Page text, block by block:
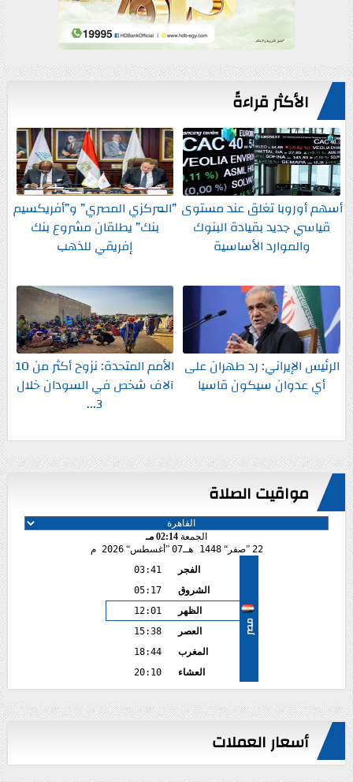
الأكثر قراءةً
أسهم أوروبا تغلق عند مستوى
قياسي جديد بقيادة البنوك
والموارد الأساسية
”المركزي المصري” و”أفريكسيم
بنك” يطلقان مشروع بنك
إفريقي للذهب
الرئيس الإيراني: رد طهران على
أي عدوان سيكون قاسيا
الأمم المتحدة: نزوح أكثر من 10
آلاف شخص في السودان خلال
3...
مواقيت الصلاة
الجمعة 02:14 مـ
22
صفر 1448 هـ 07 أغسطس 2026 م
مصر
الفجر
03:41
الشروق
05:17
الظهر
12:01
العصر
15:38
المغرب
18:44
العشاء
20:10
أسعار العملات